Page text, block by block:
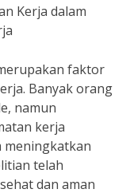
Kerja dalam
faktor
Banyak orang
namun
kerja
meningkatkan
telah
dan aman